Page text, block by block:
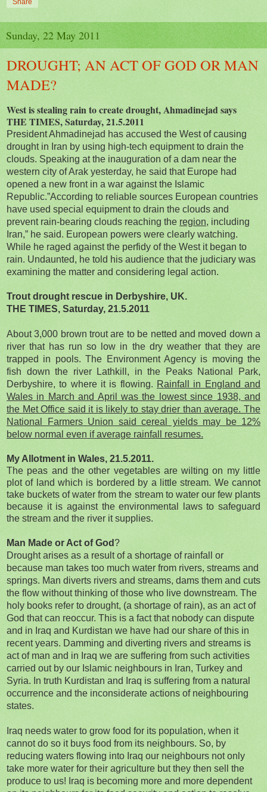
Share
Sunday, 22 May 2011
DROUGHT; AN ACT OF GOD OR MAN
MADE?
West is stealing rain to create drought, Ahmadinejad says
THE TIMES, Saturday, 21.5.2011
President Ahmadinejad has accused the West of causing
drought in Iran by using high-tech equipment to drain the
clouds. Speaking at the inauguration of a dam near the
western city of Arak yesterday, he said that Europe had
opened a new front in a war against the Islamic
Republic.”According to reliable sources European countries
have used special equipment to drain the clouds and
prevent rain-bearing clouds reaching the region, including
Iran,” he said. European powers were clearly watching.
While he raged against the perfidy of the West it began to
rain. Undaunted, he told his audience that the judiciary was
examining the matter and considering legal action.
Trout drought rescue in Derbyshire, UK.
THE TIMES, Saturday, 21.5.2011
About 3,000 brown trout are to be netted and moved down a
river that has run so low in the dry weather that they are
trapped in pools. The Environment Agency is moving the
fish down the river Lathkill, in the Peaks National Park,
Derbyshire, to where it is flowing. Rainfall in England and
Wales in March and April was the lowest since 1938, and
the Met Office said it is likely to stay drier than average. The
National Farmers Union said cereal yields may be 12%
below normal even if average rainfall resumes.
My Allotment in Wales, 21.5.2011.
The peas and the other vegetables are wilting on my little
plot of land which is bordered by a little stream. We cannot
take buckets of water from the stream to water our few plants
because it is against the environmental laws to safeguard
the stream and the river it supplies.
Man Made or Act of God?
Drought arises as a result of a shortage of rainfall or
because man takes too much water from rivers, streams and
springs. Man diverts rivers and streams, dams them and cuts
the flow without thinking of those who live downstream. The
holy books refer to drought, (a shortage of rain), as an act of
God that can reoccur. This is a fact that nobody can dispute
and in Iraq and Kurdistan we have had our share of this in
recent years. Damming and diverting rivers and streams is
act of man and in Iraq we are suffering from such activities
carried out by our Islamic neighbours in Iran, Turkey and
Syria. In truth Kurdistan and Iraq is suffering from a natural
occurrence and the inconsiderate actions of neighbouring
states.
Iraq needs water to grow food for its population, when it
cannot do so it buys food from its neighbours. So, by
reducing waters flowing into Iraq our neighbours not only
take more water for their agriculture but they then sell the
produce to us! Iraq is becoming more and more dependent